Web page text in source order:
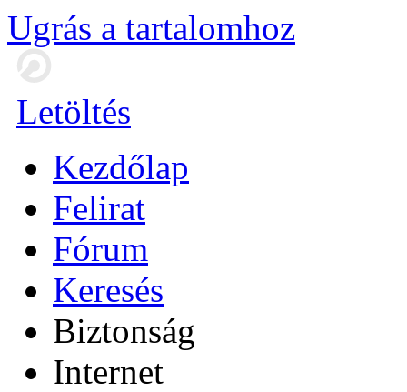
Ugrás a tartalomhoz
Letöltés
Kezdőlap
Felirat
Fórum
Keresés
Biztonság
Internet